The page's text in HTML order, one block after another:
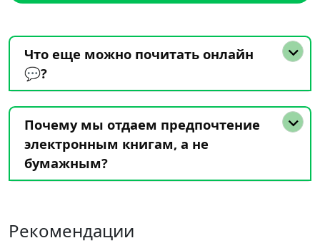
Что еще можно почитать онлайн
💬?
Почему мы отдаем предпочтение
электронным книгам, а не
бумажным?
Рекомендации